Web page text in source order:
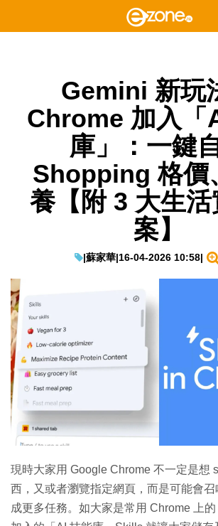
Gemini 新玩
Chrome 加入「
庫」：一鍵
Shopping 格價
養【附 3 大生
案】
|蘇家華|16-04-2026 10:58|
現時大家用 Google Chrome 不一定是想
西，又或者瀏覽指定網頁，而是可能會
成更多任務。如大家是常用 Chrome 上